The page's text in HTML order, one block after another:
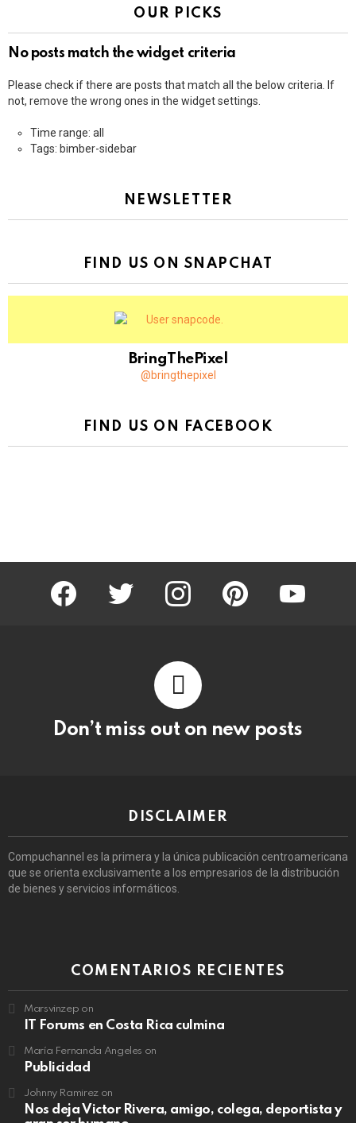
OUR PICKS
No posts match the widget criteria
Please check if there are posts that match all the below criteria. If
not, remove the wrong ones in the widget settings.
Time range: all
Tags: bimber-sidebar
NEWSLETTER
FIND US ON SNAPCHAT
BringThePixel
@bringthepixel
FIND US ON FACEBOOK
facebook twitter instagram pinterest youtube
Don’t miss out on new posts
DISCLAIMER
Compuchannel es la primera y la única publicación centroamericana
que se orienta exclusivamente a los empresarios de la distribución
de bienes y servicios informáticos.
COMENTARIOS RECIENTES
Marsvinzep on
IT Forums en Costa Rica culmina
María Fernanda Angeles on
Publicidad
Johnny Ramirezon
Nos deja Victor Rivera, amigo, colega, deportista y